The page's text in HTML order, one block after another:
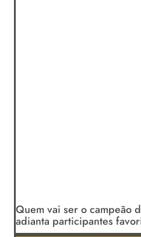
Quem vai ser o campeão
adianta participantes